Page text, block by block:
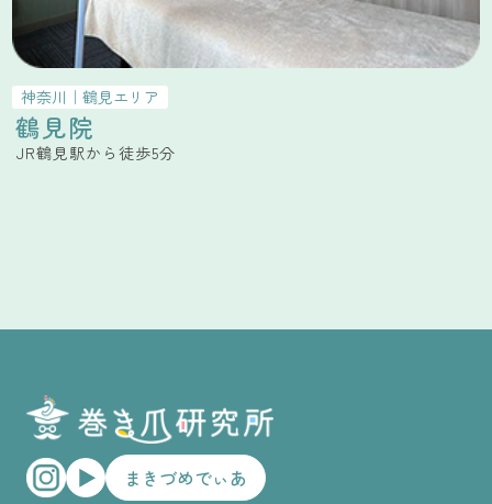
神奈川 ｜鶴見エリア
鶴見院
JR鶴見駅から徒歩5分
まきづめでぃあ